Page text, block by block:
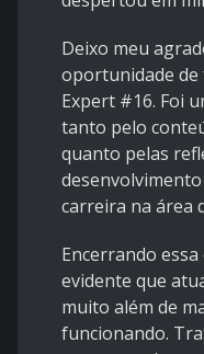
Deixo meu
oportunidade de
Expert #16. Foi
tanto pelo
quanto pelas
carreira na área
Encerrando
evidente que
muito além de
funcionando.